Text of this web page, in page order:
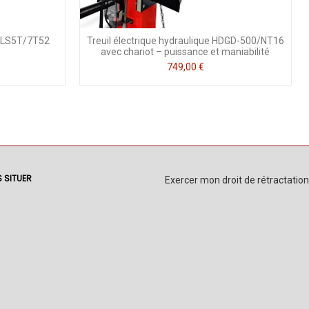
7T52
Treuil électrique hydraulique HDGD-500/NT16
avec chariot – puissance et maniabilité
749,00 €
SITUER Exercer mon droit de rétractation